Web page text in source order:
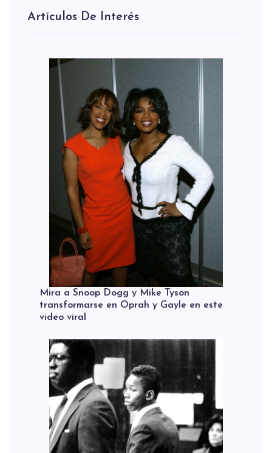
Artículos De Interés
Mira a Snoop Dogg y Mike Tyson
transformarse en Oprah y Gayle en este
video viral